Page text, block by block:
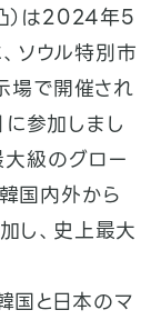
）は2024年5
ソウル特別市
場で開催され
に参加しまし
級のグロー
国内外から
し、史上最大
国と日本のマ